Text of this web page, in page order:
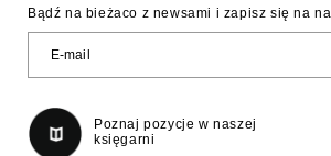
Bądź na bieżaco z newsami i zapisz się na
Poznaj pozycje w naszej
księgarni